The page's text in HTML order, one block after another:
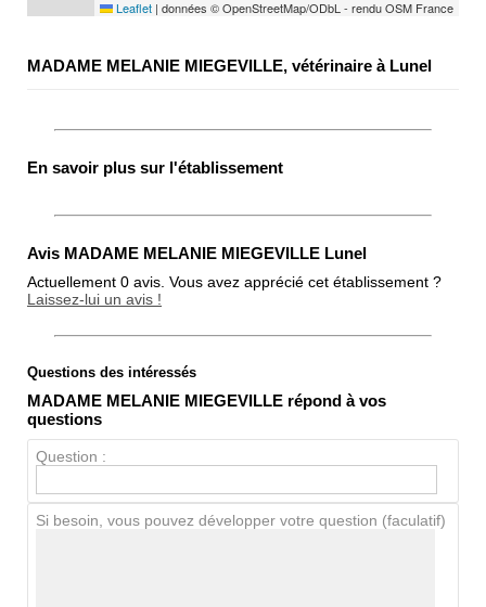
Leaflet | données © OpenStreetMap/ODbL - rendu OSM France
MADAME MELANIE MIEGEVILLE, vétérinaire à Lunel
En savoir plus sur l'établissement
Avis MADAME MELANIE MIEGEVILLE Lunel
Actuellement 0 avis. Vous avez apprécié cet établissement ?
Laissez-lui un avis !
Note globale
Propreté
Chien / chat
Questions des intéressés
MADAME MELANIE MIEGEVILLE répond à vos
questions
Question :
Si besoin, vous pouvez développer votre question (faculatif)